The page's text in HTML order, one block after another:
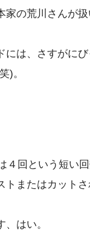
の荒川さんが
には、さすがに
)。
４回という短い
トまたはカット
はい。